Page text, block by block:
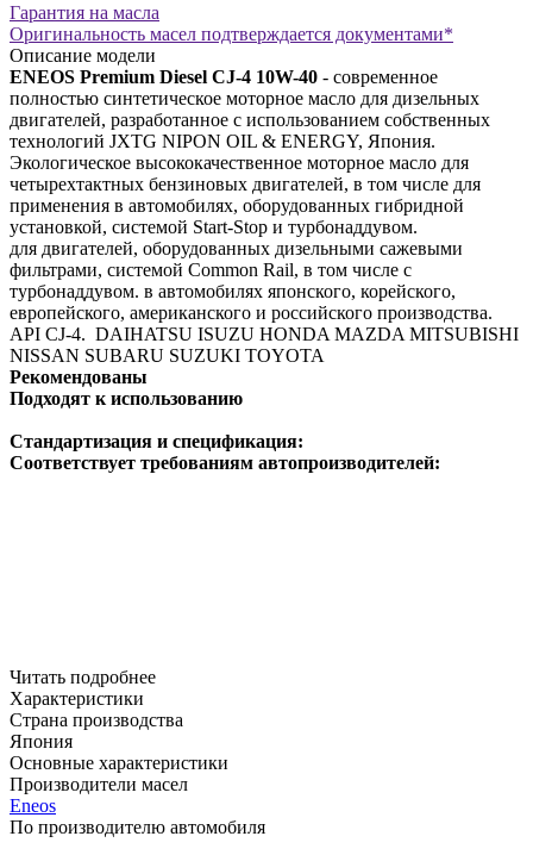
Гарантия на масла
Оригинальность масел подтверждается документами*
Описание модели
ENEOS Premium Diesel CJ-4 10W-40 - современное
полностью синтетическое моторное масло для дизельных
двигателей, разработанное с использованием собственных
технологий JXTG NIPON OIL & ENERGY, Япония.
Экологическое высококачественное моторное масло для
четырехтактных бензиновых двигателей, в том числе для
применения в автомобилях, оборудованных гибридной
установкой, системой Start-Stop и турбонаддувом.
для двигателей, оборудованных дизельными сажевыми
фильтрами, системой Common Rail, в том числе с
турбонаддувом. в автомобилях японского, корейского,
европейского, американского и российского производства.
API CJ-4. DAIHATSU ISUZU HONDA MAZDA MITSUBISHI
NISSAN SUBARU SUZUKI TOYOTA
Рекомендованы
Подходят к использованию
Стандартизация и спецификация:
Соответствует требованиям автопроизводителей:
Читать подробнее
Характеристики
Страна производства
Япония
Основные характеристики
Производители масел
Eneos
По производителю автомобиля